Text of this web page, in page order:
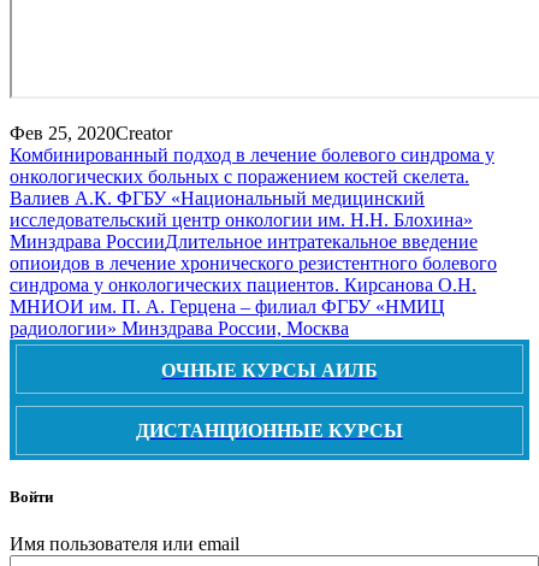
Фев 25, 2020Creator
Комбинированный подход в лечение болевого синдрома у
онкологических больных с поражением костей скелета.
Валиев А.К. ФГБУ «Национальный медицинский
исследовательский центр онкологии им. Н.Н. Блохина»
Минздрава РоссииДлительное интратекальное введение
опиоидов в лечение хронического резистентного болевого
синдрома у онкологических пациентов. Кирсанова О.Н.
МНИОИ им. П. А. Герцена – филиал ФГБУ «НМИЦ
радиологии» Минздрава России, Москва
ОЧНЫЕ КУРСЫ АИЛБ
ДИСТАНЦИОННЫЕ КУРСЫ
Войти
Имя пользователя или email